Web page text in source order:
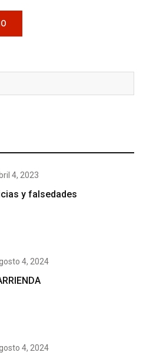
4, 2023
y falsedades
4, 2024
4, 2024